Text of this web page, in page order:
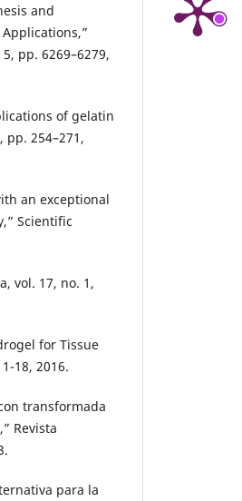
and
pp. 6269–6279,
of gelatin
pp. 254–271,
an exceptional
Scientific
vol. 17, no. 1,
for Tissue
18, 2016.
transformada
Revista
para la